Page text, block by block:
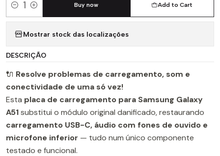
Quantity
Add to Cart
Buy now
Mostrar stock das localizações
DESCRIÇÃO
🔌 Resolve problemas de carregamento, som e
conectividade de uma só vez!
Esta placa de carregamento para Samsung Galaxy
A51substitui o módulo original danificado, restaurando
carregamento USB-C, áudio com fones de ouvido e
microfone inferior — tudo num único componente
testado e funcional.